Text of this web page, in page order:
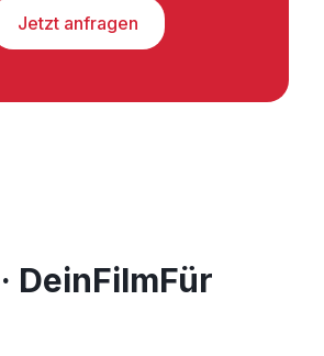
Jetzt anfragen
DeinFilmFür